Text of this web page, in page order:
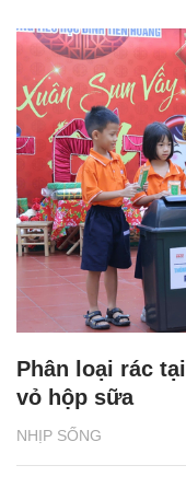
NHỊP SỐNG
Phân loại rác
vỏ hộp sữa